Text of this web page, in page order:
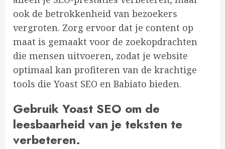
ook de betrokkenheid van bezoekers
vergroten. Zorg ervoor dat je content op
maat is gemaakt voor de zoekopdrachten
die mensen uitvoeren, zodat je website
optimaal kan profiteren van de krachtige
tools die Yoast SEO en Babiato bieden.
Gebruik Yoast SEO om de
leesbaarheid van je teksten te
verbeteren.